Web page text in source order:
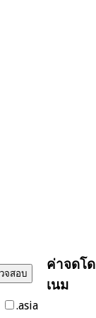
.asia
ค่าจดโ
เนม